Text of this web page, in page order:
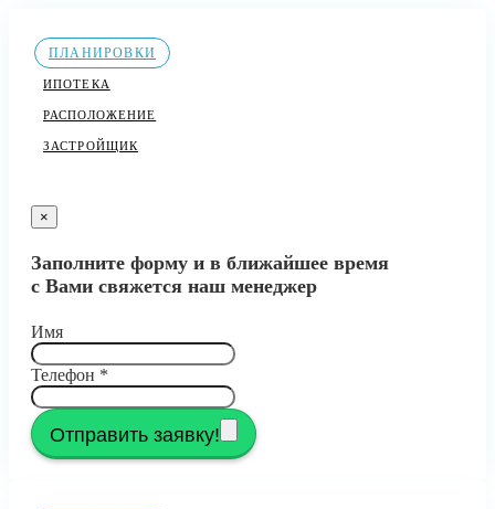
ПЛАНИРОВКИ
ИПОТЕКА
РАСПОЛОЖЕНИЕ
ЗАСТРОЙЩИК
×
Заполните форму и в ближайшее время
с Вами свяжется наш менеджер
Имя
Телефон *
Отправить заявку!